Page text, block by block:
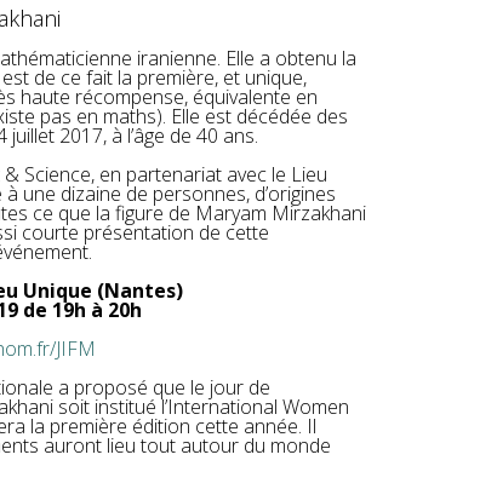
iranienne. Elle a obtenu la
de ce fait la première, et unique,
haute récompense, équivalente en
pas en maths). Elle est décédée des
2017, à l’âge de 40 ans.
Science, en partenariat avec le Lieu
une dizaine de personnes, d’origines
ce que la figure de Maryam Mirzakhani
courte présentation de cette
Unique (Nantes)
de 19h à 20h
JIFM
a proposé que le jour de
soit institué l’International Women
la première édition cette année. Il
auront lieu tout autour du monde